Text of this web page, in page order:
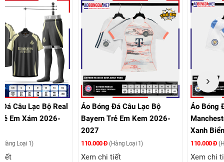
Áo Bóng Đá Câu Lạc Bộ
Bayern Trẻ Em Kem 2026-
110.000 Đ (Hàng Loại 1)
Áo Bóng Đá Câu Lạc Bộ
Manchester City Trẻ Em
Xanh Biển 2026-2027
110.000 Đ (Hàng Loại 1)